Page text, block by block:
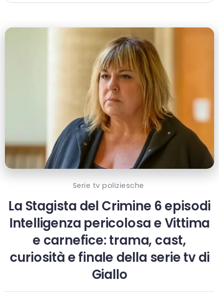
Serie tv poliziesche
La Stagista del Crimine 6 episodi
Intelligenza pericolosa e Vittima
e carnefice: trama, cast,
curiosità e finale della serie tv di
Giallo